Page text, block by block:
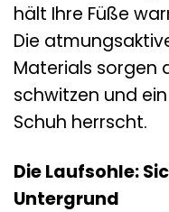
hält Ihre Füße
Die
Materials sorgen
schwitzen und
Schuh herrscht.
Die Laufsohle:
Untergrund